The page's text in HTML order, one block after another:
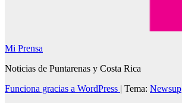
Mi Prensa
Noticias de Puntarenas y Costa Rica
Funciona gracias a WordPress | Tema: Newsup